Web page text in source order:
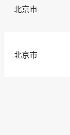
北京市
北京市